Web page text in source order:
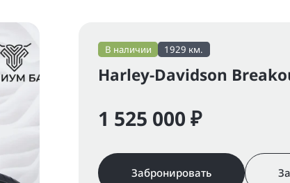
Harley-Davidson
В наличии 1929 км.
1 525 000 ₽
Забронировать